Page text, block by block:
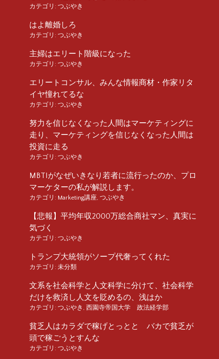
カテゴリ: つぶやき
はよ離婚しろ
カテゴリ: つぶやき
主婦はエリート階級になった
カテゴリ: つぶやき
エリートコンサル、みんな情報商材・作家リタ
イヤ憧れてるな
カテゴリ: つぶやき
努力を信じなくなった人間はマーケティングに
走り、マーケティングを信じなくなった人間は
投資に走る
カテゴリ: つぶやき
MBTIがなぜいきなり若者に流行ったのか、プロ
マーケターの私が解説します。
カテゴリ: Marketing講座 つぶやき
【悲報】平均年収2000万総合商社マン、真実に
気づく
カテゴリ: つぶやき
トランプ大統領がソープ代奢ってくれた
カテゴリ: 未分類
文系を社会科学と人文科学に分けて、社会科学
だけを救済し人文を貶めるの、浅はか
カテゴリ: つぶやき 西園寺帝国大学 政法経学部
貧乏人はカラダで稼げとっとと バカで貧乏が
頭で稼ごうとすんな
カテゴリ: つぶやき